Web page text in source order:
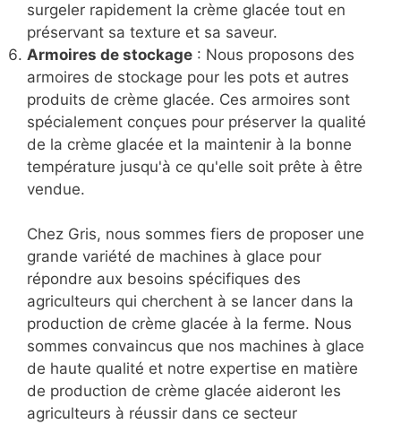
surgeler rapidement la crème glacée tout en
préservant sa texture et sa saveur.
Armoires de stockage : Nous proposons des
armoires de stockage pour les pots et autres
produits de crème glacée. Ces armoires sont
spécialement conçues pour préserver la qualité
de la crème glacée et la maintenir à la bonne
température jusqu'à ce qu'elle soit prête à être
vendue.
Chez Gris, nous sommes fiers de proposer une
grande variété de machines à glace pour
répondre aux besoins spécifiques des
agriculteurs qui cherchent à se lancer dans la
production de crème glacée à la ferme. Nous
sommes convaincus que nos machines à glace
de haute qualité et notre expertise en matière
de production de crème glacée aideront les
agriculteurs à réussir dans ce secteur